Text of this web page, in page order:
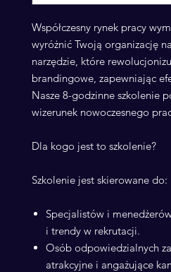
Współczesny rynek pracy
wyróżnić Twoją organizację
narzędzie, które
brandingowe, zapewniając
Nasze 8-godzinne szkolenie
wizerunek nowoczesnego
Dla kogo jest to szkolenie?
Szkolenie jest skierowane do:
Specjalistów i
i trendy w rekrutacji.
Osób odpowiedzialnych
atrakcyjne i angażujące